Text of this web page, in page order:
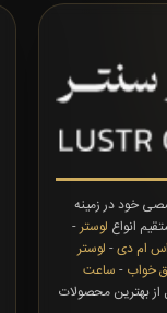
خود در زمینه
انواع لوستر-
ام دی- لوستر
خواب - ساعت
از بهترین محصولات